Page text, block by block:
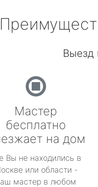
Выезд
Мастер
бесплатно
на дом
Вы не находились в
или области -
мастер в любом